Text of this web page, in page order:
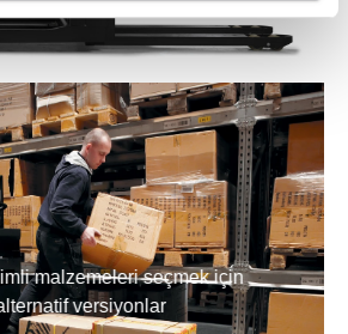
malzemeleri seçmek için
versiyonlar